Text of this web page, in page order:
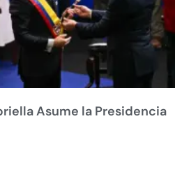
Asume la Presidencia